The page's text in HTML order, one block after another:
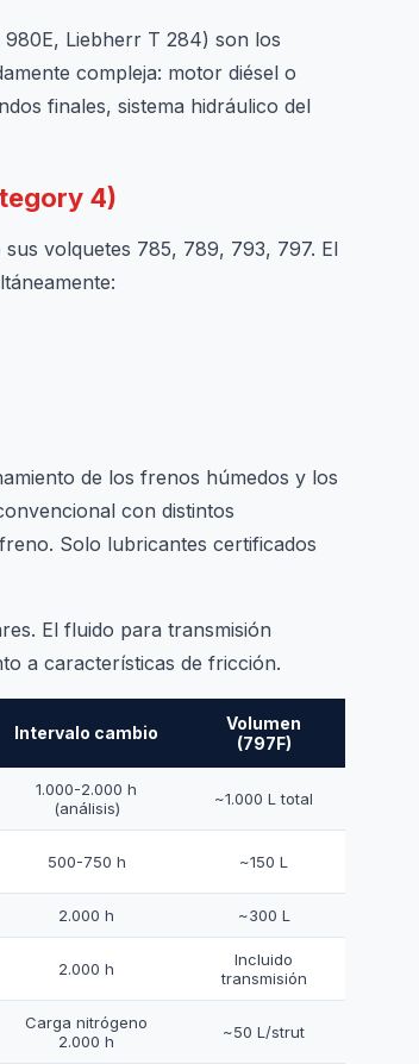
980E, Liebherr T 284) son los
compleja: motor diésel o
finales, sistema hidráulico del
4)
volquetes 785, 789, 793, 797. El
de los frenos húmedos y los
con distintos
Solo lubricantes certificados
El fluido para transmisión
a características de fricción.
Intervalo cambio
Volumen
(797F)
1.000-2.000 h
(análisis)
~1.000 L total
500-750 h ~150 L
2.000 h ~300 L
2.000 h
Incluido
transmisión
Carga nitrógeno
2.000 h
~50 L/strut